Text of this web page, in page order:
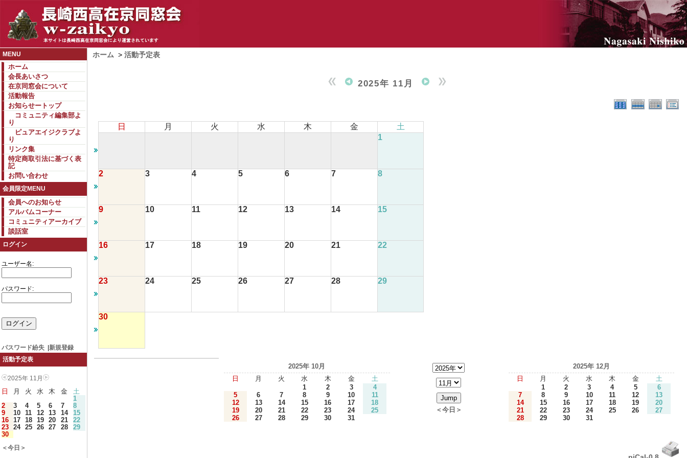
MENU
ホーム
会長あいさつ
在京同窓会について
活動報告
お知らせートップ
コミュニティ編集部よ
り
ピュアエイジクラブよ
り
リンク集
特定商取引法に基づく表
記
お問い合わせ
会員限定MENU
会員へのお知らせ
アルバムコーナー
コミュニティアーカイブ
談話室
ログイン
ユーザー名:
パスワード:
パスワード紛失
新規登録
活動予定表
2025年 11月
日 月 火 水 木 金
土
1
2
3 4 5 6 7
8
9
10 11 12 13 14
15
16 17 18 19 20 21
22
23 24 25 26 27 28
29
30
＜今日＞
ホーム > 活動予定表
2025年 11月
日 月 火 水 木 金
土
1
2 3 4 5 6 7 8
9 10 11 12 13 14 15
16 17 18 19 20 21 22
23 24 25 26 27 28 29
30
2025年 10月
日
月 火 水 木 金
土
1
2 3
4
5
6 7 8 9 10
11
12
13 14 15 16 17
18
19
20 21 22 23 24
25
26
27 28 29 30 31
＜今日＞
2025年 12月
日
月 火 水 木 金
土
1
2 3 4 5
6
7
8 9 10 11 12
13
14
15 16 17 18 19
20
21
22 23 24 25 26
27
28
29 30 31